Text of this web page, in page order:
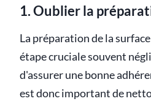
1. Oublier la
La préparation de la
étape cruciale souvent
d'assurer une bonne
est donc important de